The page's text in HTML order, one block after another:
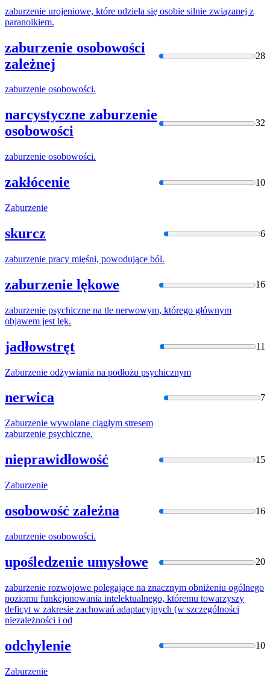
zaburzenie urojeniowe, które udziela się osobie silnie związanej z
paranoikiem.
zaburzenie osobowości
zależnej
28
zaburzenie osobowości.
narcystyczne zaburzenie
osobowości
32
zaburzenie osobowości.
zakłócenie 10
Zaburzenie
skurcz 6
zaburzenie pracy mięśni, powodujące ból.
zaburzenie lękowe 16
zaburzenie psychiczne na tle nerwowym, którego głównym
objawem jest lęk.
jadłowstręt 11
Zaburzenie odżywiania na podłożu psychicznym
nerwica 7
Zaburzenie wywołane ciągłym stresem
zaburzenie psychiczne.
nieprawidłowość 15
Zaburzenie
osobowość zależna 16
zaburzenie osobowości.
upośledzenie umysłowe 20
zaburzenie rozwojowe polegające na znacznym obniżeniu ogólnego
poziomu funkcjonowania intelektualnego, któremu towarzyszy
deficyt w zakresie zachowań adaptacyjnych (w szczególności
niezależności i od
odchylenie 10
Zaburzenie